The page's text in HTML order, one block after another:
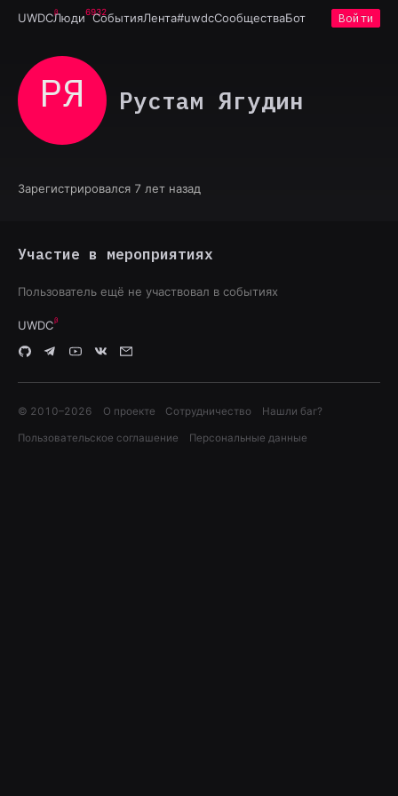
UWDCЛюди6932
СобытияЛента#uwdcСообществаБот Войти
РЯ Рустам Ягудин
Зарегистрировался 7 лет назад
Участие в мероприятиях
Пользователь ещё не участвовал в событиях
UWDC
© 2010–2026 О проекте Сотрудничество Нашли баг?
Пользовательское соглашение Персональные данные